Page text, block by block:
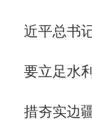
近平总书
要立足水
措夯实边